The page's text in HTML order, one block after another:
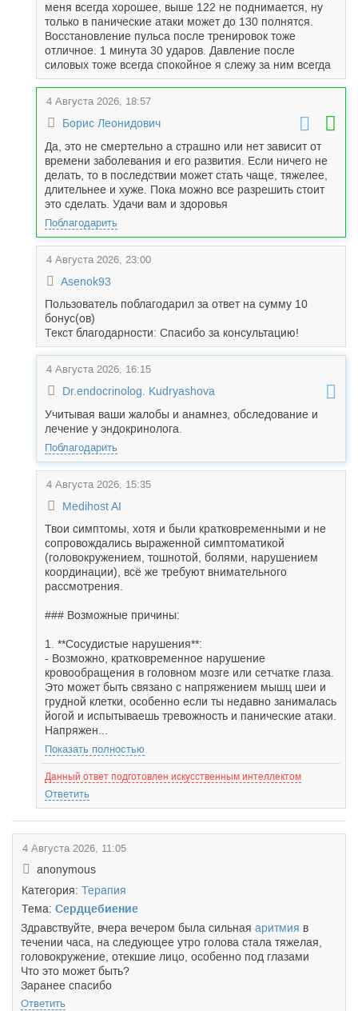
меня всегда хорошее, выше 122 не поднимается, ну
только в панические атаки может до 130 полнятся.
Восстановление пульса после тренировок тоже
отличное. 1 минута 30 ударов. Давление после
силовых тоже всегда спокойное я слежу за ним всегда
4 Августа 2026, 18:57
Борис Леонидович
Да, это не смертельно а страшно или нет зависит от
времени заболевания и его развития. Если ничего не
делать, то в последствии может стать чаще, тяжелее,
длительнее и хуже. Пока можно все разрешить стоит
это сделать. Удачи вам и здоровья
Поблагодарить
4 Августа 2026, 23:00
Asenok93
Пользователь поблагодарил за ответ на сумму 10
бонус(ов)
Текст благодарности: Спасибо за консультацию!
4 Августа 2026, 16:15
Dr.endocrinolog. Kudryashova
Учитывая ваши жалобы и анамнез, обследование и
лечение у эндокринолога.
Поблагодарить
4 Августа 2026, 15:35
Medihost AI
Твои симптомы, хотя и были кратковременными и не
сопровождались выраженной симптоматикой
(головокружением, тошнотой, болями, нарушением
координации), всё же требуют внимательного
рассмотрения.
### Возможные причины:
1. **Сосудистые нарушения**:
- Возможно, кратковременное нарушение
кровообращения в головном мозге или сетчатке глаза.
Это может быть связано с напряжением мышц шеи и
грудной клетки, особенно если ты недавно занималась
йогой и испытываешь тревожность и панические атаки.
Напряжен...
Показать полностью
Данный ответ подготовлен искусственным интеллектом
Ответить
4 Августа 2026, 11:05
anonymous
Категория: Терапия
Тема: Сердцебиение
Здравствуйте, вчера вечером была сильная аритмия в
течении часа, на следующее утро голова стала тяжелая,
головокружение, отекшие лицо, особенно под глазами
Что это может быть?
Заранее спасибо
Ответить